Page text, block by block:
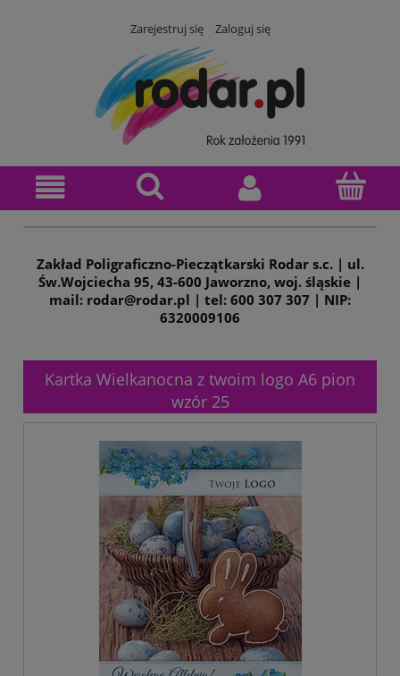
Zarejestruj się Zaloguj się
Zakład Poligraficzno-Pieczątkarski Rodar s.c. | ul.
Św.Wojciecha 95, 43-600 Jaworzno, woj. śląskie |
mail: rodar@rodar.pl | tel: 600 307 307 | NIP:
6320009106
Kartka Wielkanocna z twoim logo A6 pion
wzór 25